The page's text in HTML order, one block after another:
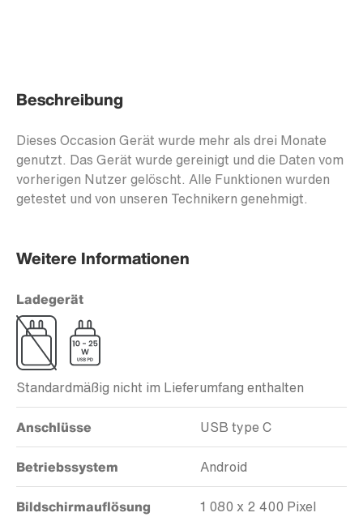
Beschreibung
Dieses Occasion Gerät wurde mehr als drei Monate
genutzt. Das Gerät wurde gereinigt und die Daten vom
vorherigen Nutzer gelöscht. Alle Funktionen wurden
getestet und von unseren Technikern genehmigt.
Weitere Informationen
Ladegerät
Standardmäßig nicht im Lieferumfang enthalten
Anschlüsse USB type C
Betriebssystem Android
Bildschirmauflösung 1 080 x 2 400 Pixel